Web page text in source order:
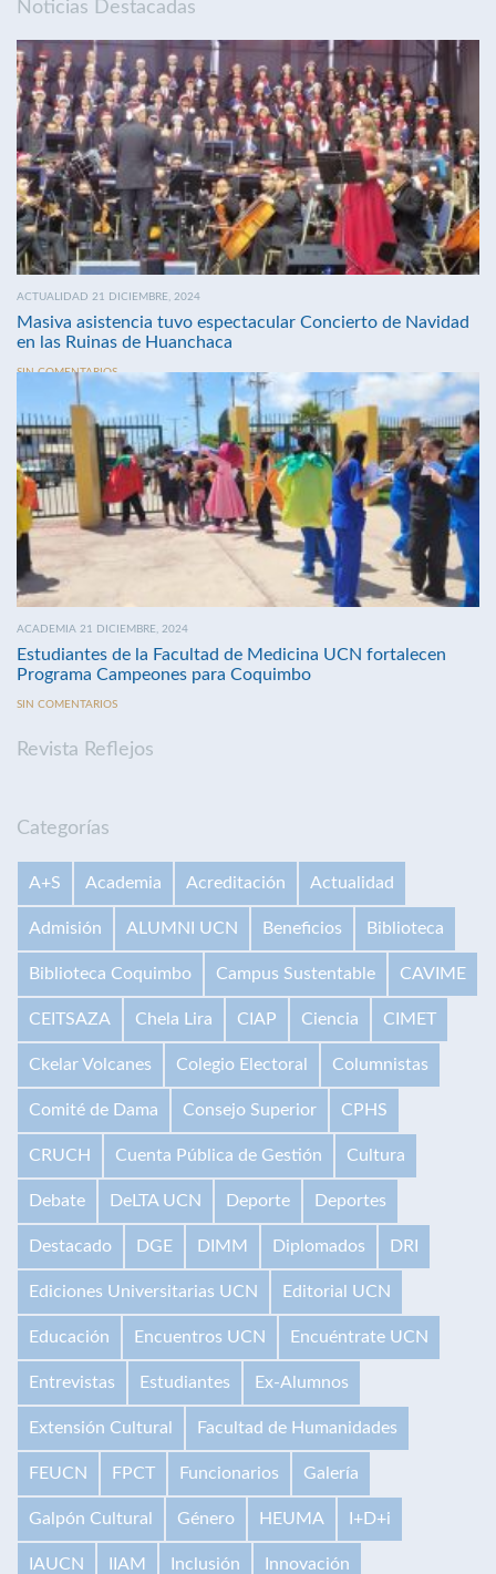
Noticias Destacadas
ACTUALIDAD 21 DICIEMBRE, 2024
Masiva asistencia tuvo espectacular Concierto de Navidad
en las Ruinas de Huanchaca
SIN COMENTARIOS
ACADEMIA 21 DICIEMBRE, 2024
Estudiantes de la Facultad de Medicina UCN fortalecen
Programa Campeones para Coquimbo
SIN COMENTARIOS
Revista Reflejos
Categorías
A+S Academia Acreditación Actualidad
Admisión ALUMNI UCN Beneficios Biblioteca
Biblioteca Coquimbo Campus Sustentable CAVIME
CEITSAZA Chela Lira CIAP Ciencia CIMET
Ckelar Volcanes Colegio Electoral Columnistas
Comité de Dama Consejo Superior CPHS
CRUCH Cuenta Pública de Gestión Cultura
Debate DeLTA UCN Deporte Deportes
Destacado DGE DIMM Diplomados DRI
Ediciones Universitarias UCN Editorial UCN
Educación Encuentros UCN Encuéntrate UCN
Entrevistas Estudiantes Ex-Alumnos
Extensión Cultural Facultad de Humanidades
FEUCN FPCT Funcionarios Galería
Galpón Cultural Género HEUMA I+D+i
IAUCN IIAM Inclusión Innovación